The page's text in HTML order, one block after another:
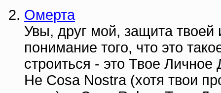
Омерта
Увы, друг мой, защита
понимание того, что это
строиться - это Твое Личное
Не Cosa Nostra (хотя твои